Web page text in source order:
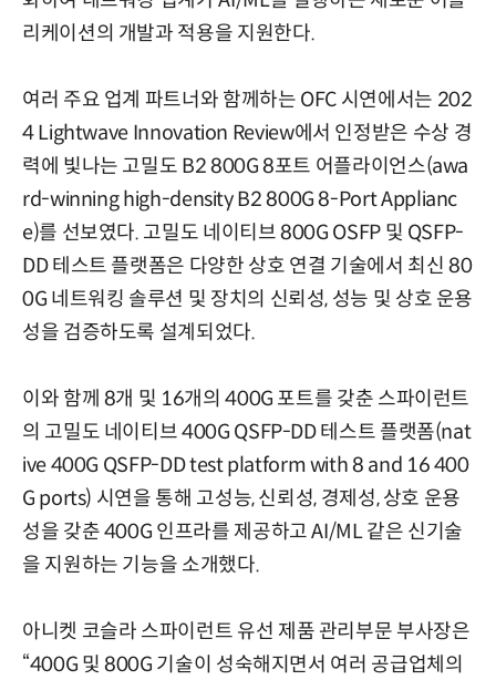
리케이션의 개발과 적용을 지원한다.
여러 주요 업계 파트너와 함께하는 OFC 시연에서는 202
4 Lightwave Innovation Review에서 인정받은 수상 경
력에 빛나는 고밀도 B2 800G 8포트 어플라이언스(awa
rd-winning high-density B2 800G 8-Port Applianc
e)를 선보였다. 고밀도 네이티브 800G OSFP 및 QSFP-
DD 테스트 플랫폼은 다양한 상호 연결 기술에서 최신 80
0G 네트워킹 솔루션 및 장치의 신뢰성, 성능 및 상호 운용
성을 검증하도록 설계되었다.
이와 함께 8개 및 16개의 400G 포트를 갖춘 스파이런트
의 고밀도 네이티브 400G QSFP-DD 테스트 플랫폼(nat
ive 400G QSFP-DD test platform with 8 and 16 400
G ports) 시연을 통해 고성능, 신뢰성, 경제성, 상호 운용
성을 갖춘 400G 인프라를 제공하고 AI/ML 같은 신기술
을 지원하는 기능을 소개했다.
아니켓 코슬라 스파이런트 유선 제품 관리부문 부사장은
“400G 및 800G 기술이 성숙해지면서 여러 공급업체의